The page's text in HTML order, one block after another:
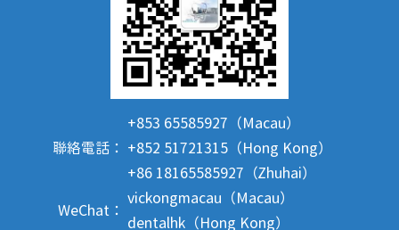
聯絡電話：
+853 65585927（Macau）
+852 51721315（Hong Kong）
+86 18165585927（Zhuhai）
WeChat：
vickongmacau（Macau）
dentalhk（Hong Kong）